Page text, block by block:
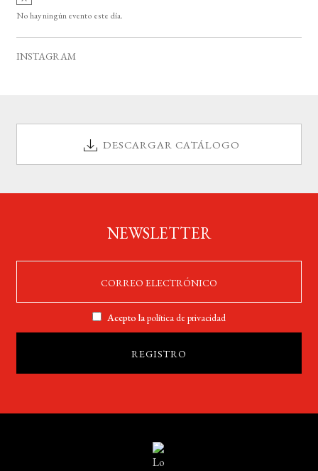
o
v
i
No hay ningún evento este día.
INSTAGRAM
DESCARGAR CATÁLOGO
NEWSLETTER
Acepto lapolítica de privacidad